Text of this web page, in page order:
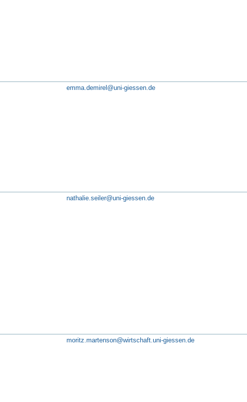
emma.demirel@uni-giessen.de
nathalie.seiler@uni-giessen.de
moritz.martenson@wirtschaft.uni-giessen.de